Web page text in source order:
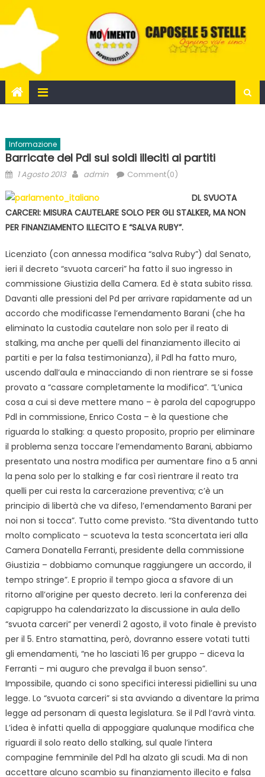
to
Informazione
Barricate del Pdl sui soldi illeciti ai partiti
Posted
1 Agosto 2013 Author
admin Comment(0)
DL SVUOTA
CARCERI: MISURA CAUTELARE SOLO PER GLI STALKER, MA NON
PER FINANZIAMENTO ILLECITO E “SALVA RUBY”.
Licenziato (con annessa modifica “salva Ruby”) dal Senato,
ieri il decreto “svuota carceri” ha fatto il suo ingresso in
commissione Giustizia della Camera. Ed è stata subito rissa.
Davanti alle pressioni del Pd per arrivare rapidamente ad un
accordo che modificasse l’emendamento Barani (che ha
eliminato la custodia cautelare non solo per il reato di
stalking, ma anche per quelli del finanziamento illecito ai
partiti e per la falsa testimonianza), il Pdl ha fatto muro,
uscendo dall’aula e minacciando di non rientrare se si fosse
provato a “cassare completamente la modifica”. “L’unica
cosa a cui si deve mettere mano – è parola del capogruppo
Pdl in commissione, Enrico Costa – è la questione che
riguarda lo stalking: a questo proposito, proprio per eliminare
il problema senza toccare l’emendamento Barani, abbiamo
presentato una nostra modifica per aumentare fino a 5 anni
la pena solo per lo stalking e far così rientrare il reato tra
quelli per cui resta la carcerazione preventiva; c’è un
principio di libertà che va difeso, l’emendamento Barani per
noi non si tocca”. Tutto come previsto. “Sta diventando tutto
molto complicato – scuoteva la testa sconcertata ieri alla
Camera Donatella Ferranti, presidente della commissione
Giustizia – dobbiamo comunque raggiungere un accordo, il
tempo stringe”. E proprio il tempo gioca a sfavore di un
ritorno all’origine per questo decreto. Ieri la conferenza dei
capigruppo ha calendarizzato la discussione in aula dello
“svuota carceri” per venerdì 2 agosto, il voto finale è previsto
per il 5. Entro stamattina, però, dovranno essere votati tutti
gli emendamenti, “ne ho lasciati 16 per gruppo – diceva la
Ferranti – mi auguro che prevalga il buon senso”.
Impossibile, quando ci sono specifici interessi pidiellini su una
legge. Lo “svuota carceri” si sta avviando a diventare la prima
legge ad personam di questa legislatura. Se il Pdl l’avrà vinta.
L’idea è infatti quella di appoggiare qualunque modifica che
riguardi il solo reato dello stalking, sul quale l’intera
compagine femminile del Pdl ha alzato gli scudi. Ma di non
accettare alcuno scambio su finanziamento illecito e falsa